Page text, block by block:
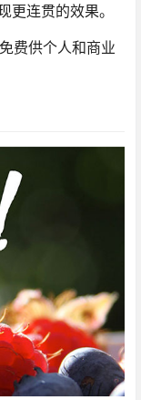
更连贯的效果。
费供个人和商业